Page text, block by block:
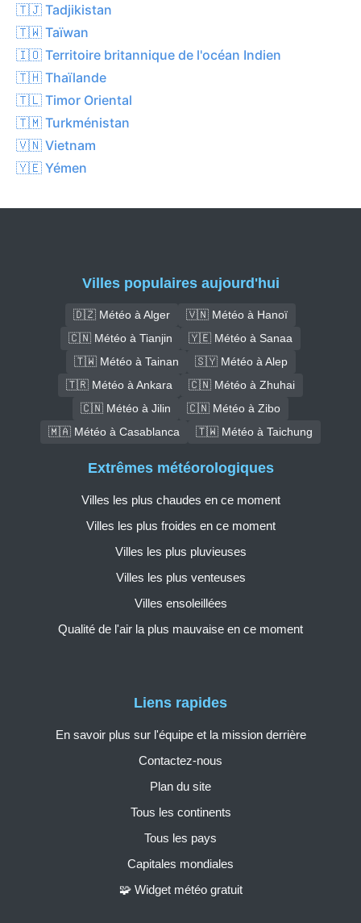
🇹🇯 Tadjikistan
🇹🇼 Taïwan
🇮🇴 Territoire britannique de l'océan Indien
🇹🇭 Thaïlande
🇹🇱 Timor Oriental
🇹🇲 Turkménistan
🇻🇳 Vietnam
🇾🇪 Yémen
Villes populaires aujourd'hui
🇩🇿 Météo à Alger
🇻🇳 Météo à Hanoï
🇨🇳 Météo à Tianjin
🇾🇪 Météo à Sanaa
🇹🇼 Météo à Tainan
🇸🇾 Météo à Alep
🇹🇷 Météo à Ankara
🇨🇳 Météo à Zhuhai
🇨🇳 Météo à Jilin
🇨🇳 Météo à Zibo
🇲🇦 Météo à Casablanca
🇹🇼 Météo à Taichung
Liens rapides
En savoir plus sur l'équipe et la mission derrière
Contactez-nous
Plan du site
Tous les continents
Tous les pays
Capitales mondiales
🧩 Widget météo gratuit
Extrêmes météorologiques
Villes les plus chaudes en ce moment
Villes les plus froides en ce moment
Villes les plus pluvieuses
Villes les plus venteuses
Villes ensoleillées
Qualité de l'air la plus mauvaise en ce moment